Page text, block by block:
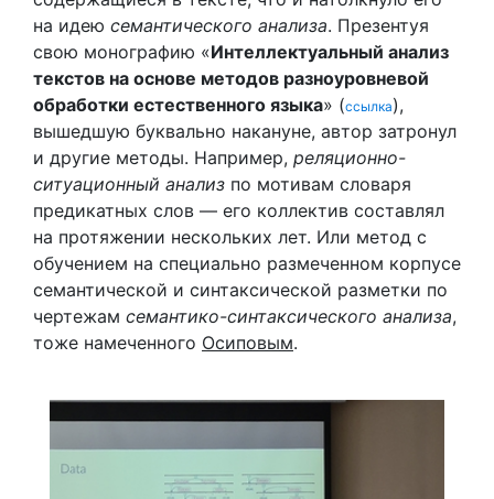
на идею семантического анализа. Презентуя
свою монографию «Интеллектуальный анализ
текстов на основе методов разноуровневой
обработки естественного языка» (ссылка),
вышедшую буквально накануне, автор затронул
и другие методы. Например, реляционно-
ситуационный анализ по мотивам словаря
предикатных слов — его коллектив составлял
на протяжении нескольких лет. Или метод с
обучением на специально размеченном корпусе
семантической и синтаксической разметки по
чертежам семантико-синтаксического анализа,
тоже намеченного Осиповым.